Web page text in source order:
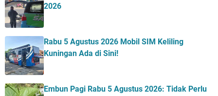
2026
Rabu 5 Agustus 2026 Mobil SIM Keliling
Kuningan Ada di Sini!
Embun Pagi Rabu 5 Agustus 2026: Tidak Perlu